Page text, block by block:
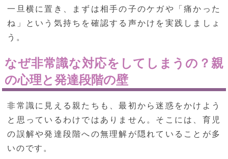
一旦横に置き、まずは相手の子のケガや「痛かった
ね」という気持ちを確認する声かけを実践しましょ
う。
なぜ非常識な対応をしてしまうの？親
の心理と発達段階の壁
非常識に見える親たちも、最初から迷惑をかけよう
と思っているわけではありません。そこには、育児
の誤解や発達段階への無理解が隠れていることが多
いのです。